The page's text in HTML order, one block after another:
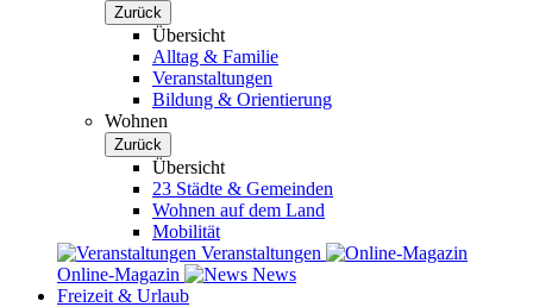
Zurück
Übersicht
Alltag & Familie
Veranstaltungen
Bildung & Orientierung
Wohnen
Zurück
Übersicht
23 Städte & Gemeinden
Wohnen auf dem Land
Mobilität
Veranstaltungen
Online-Magazin
News
Freizeit & Urlaub